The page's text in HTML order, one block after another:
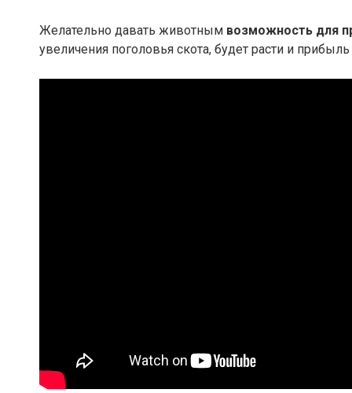
Желательно давать животным возможность для
увеличения поголовья скота, будет расти и